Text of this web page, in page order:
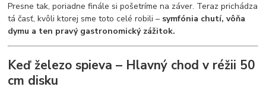
Presne tak, poriadne finále si pošetríme na záver. Teraz prichádza
tá časť, kvôli ktorej sme toto celé robili – symfónia chutí, vôňa
dymu a ten pravý gastronomický zážitok.
Keď železo spieva – Hlavný chod v réžii 50
cm disku